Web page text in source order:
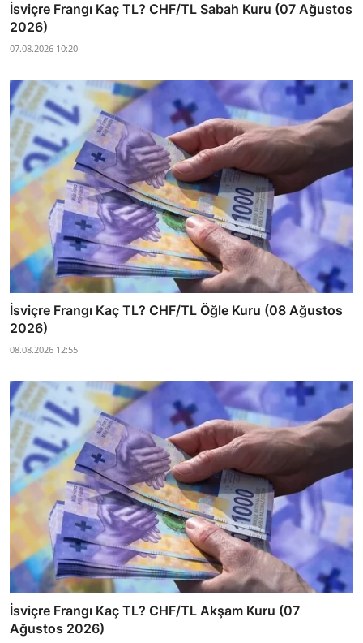
İsviçre Frangı Kaç TL? CHF/TL Sabah Kuru (07 Ağustos
2026)
07.08.2026 10:20
İsviçre Frangı Kaç TL? CHF/TL Öğle Kuru (08 Ağustos
2026)
08.08.2026 12:55
İsviçre Frangı Kaç TL? CHF/TL Akşam Kuru (07
Ağustos 2026)